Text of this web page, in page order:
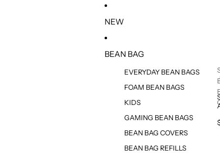
NEW
BEAN BAG
EVERYDAY BEAN BAGS
FOAM BEAN BAGS
KIDS
GAMING BEAN BAGS
BEAN BAG COVERS
BEAN BAG REFILLS